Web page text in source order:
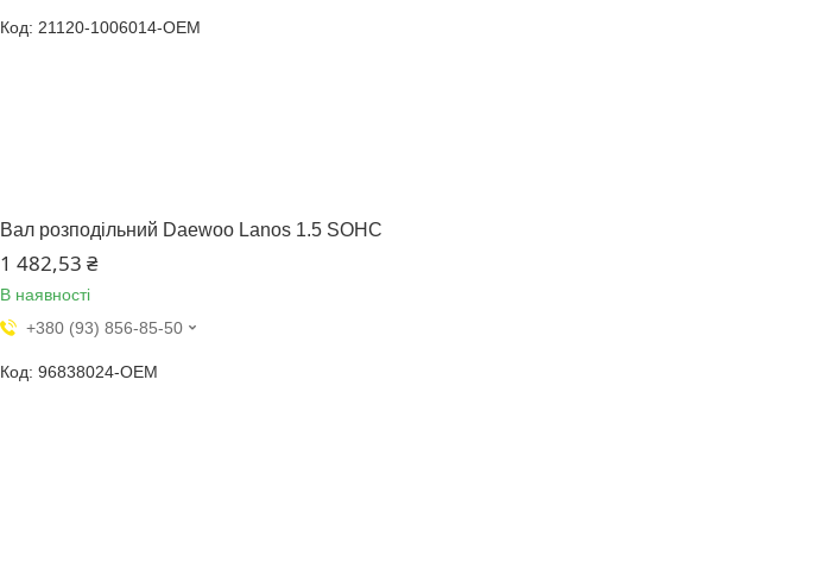
21120-1006014-OEM
Вал розподільний Daewoo Lanos 1.5 SOHC
1 482,53 ₴
В наявності
+380 (93) 856-85-50
96838024-OEM